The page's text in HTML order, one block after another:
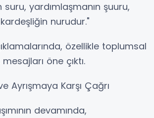
suru, yardımlaşmanın şuuru,
nurudur."
özellikle toplumsal
öne çıktı.
Ayrışmaya Karşı Çağrı
devamında,